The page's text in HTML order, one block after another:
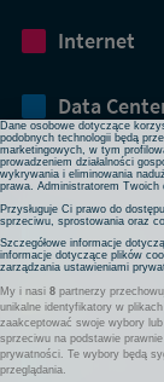
Internet
Data
Pozostałe
My i nasi 8 partnerzy
unikalne identyfikatory w
zaakceptować swoje wybory
sprzeciwu na podstawie
prywatności. Te wybory będą
przeglądania.
Używamy plików cookies lub
usprawniania jego działania,
może spowodować brak
Dane osobowe dotyczące
podobnych technologii będą
marketingowych, w tym
prowadzeniem działalności
wykrywania i eliminowania
prawa. Administratorem Twoich
Przysługuje Ci prawo do
sprzeciwu, sprostowania oraz
Szczegółowe informacje
informacje dotyczące plików
zarządzania ustawieniami